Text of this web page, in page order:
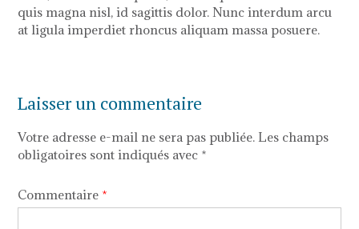
quis magna nisl, id sagittis dolor. Nunc interdum arcu
at ligula imperdiet rhoncus aliquam massa posuere.
Laisser un commentaire
Votre adresse e-mail ne sera pas publiée. Les champs
obligatoires sont indiqués avec *
Commentaire *